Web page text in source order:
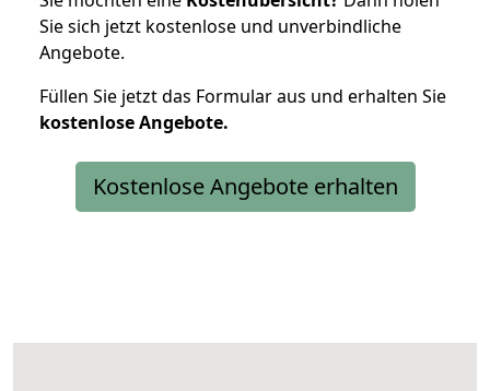
Sie sich jetzt kostenlose und unverbindliche
Angebote.
Füllen Sie jetzt das Formular aus und erhalten Sie
kostenloseAngebote.
Kostenlose Angebote erhalten